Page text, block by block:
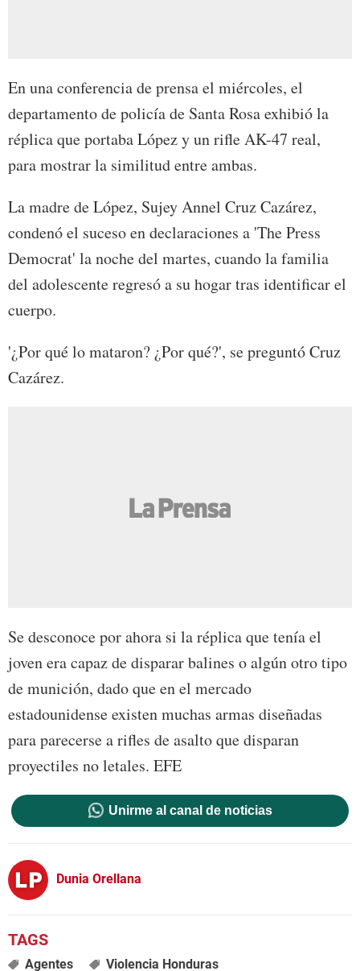
En una conferencia de prensa el miércoles, el
departamento de policía de Santa Rosa exhibió la
réplica que portaba López y un rifle AK-47 real,
para mostrar la similitud entre ambas.
La madre de López, Sujey Annel Cruz Cazárez,
condenó el suceso en declaraciones a 'The Press
Democrat' la noche del martes, cuando la familia
del adolescente regresó a su hogar tras identificar el
cuerpo.
'¿Por qué lo mataron? ¿Por qué?', se preguntó Cruz
Cazárez.
Se desconoce por ahora si la réplica que tenía el
joven era capaz de disparar balines o algún otro tipo
de munición, dado que en el mercado
estadounidense existen muchas armas diseñadas
para parecerse a rifles de asalto que disparan
proyectiles no letales. EFE
Unirme al canal de noticias
Dunia Orellana
Agentes Violencia Honduras